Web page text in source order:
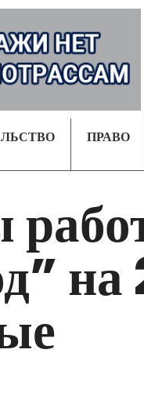
ПРАВО
на